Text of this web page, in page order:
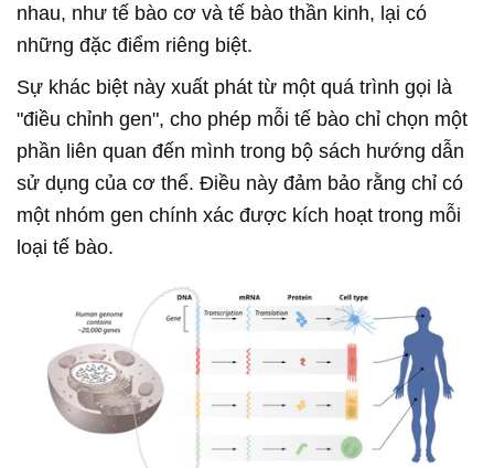
nhau, như tế bào cơ và tế bào thần kinh, lại có
những đặc điểm riêng biệt.
Sự khác biệt này xuất phát từ một quá trình gọi là
"điều chỉnh gen", cho phép mỗi tế bào chỉ chọn một
phần liên quan đến mình trong bộ sách hướng dẫn
sử dụng của cơ thể. Điều này đảm bảo rằng chỉ có
một nhóm gen chính xác được kích hoạt trong mỗi
loại tế bào.